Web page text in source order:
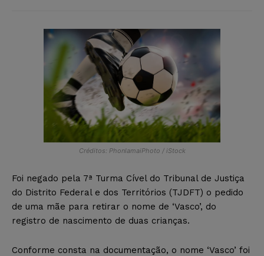
Créditos: PhonlamaiPhoto / iStock
Foi negado pela 7ª Turma Cível do Tribunal de Justiça
do Distrito Federal e dos Territórios (TJDFT) o pedido
de uma mãe para retirar o nome de ‘Vasco’, do
registro de nascimento de duas crianças.
Conforme consta na documentação, o nome ‘Vasco’ foi